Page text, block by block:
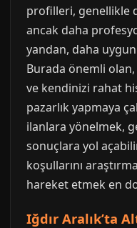
profilleri, genellikle
ancak daha
yandan, daha
Burada önemli olan,
ve kendinizi rahat
pazarlık yapmaya
ilanlara yönelmek,
sonuçlara yol
koşullarını
hareket etmek en
Iğdır Aralık’ta